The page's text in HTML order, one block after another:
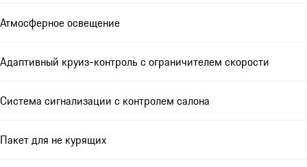
Атмосферное освещение
Адаптивный круиз-контроль с ограничителем скорости
Система сигнализации с контролем салона
Пакет для не курящих